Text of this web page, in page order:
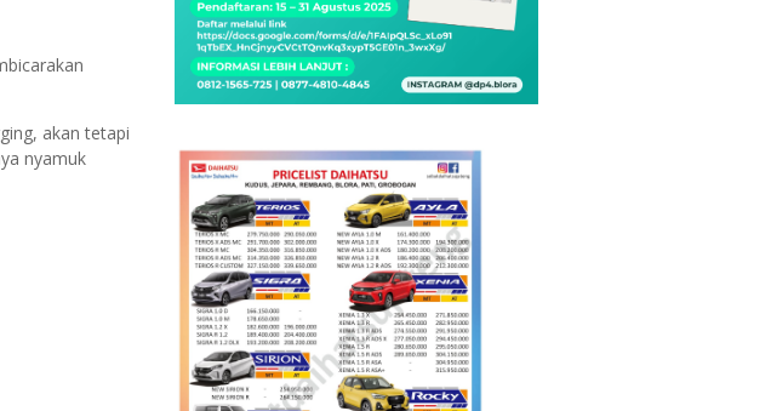
akan tetapi
nyamuk